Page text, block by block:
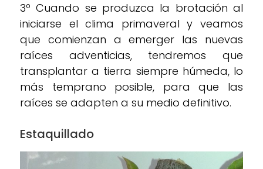
3º Cuando se produzca la brotación al
iniciarse el clima primaveral y veamos
que comienzan a emerger las nuevas
raíces adventicias, tendremos que
transplantar a tierra siempre húmeda, lo
más temprano posible, para que las
raíces se adapten a su medio definitivo.
Estaquillado